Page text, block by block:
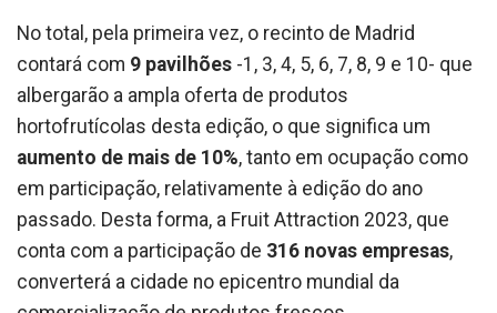
No total, pela primeira vez, o recinto de Madrid
contará com 9 pavilhões -1, 3, 4, 5, 6, 7, 8, 9 e 10- que
albergarão a ampla oferta de produtos
hortofrutícolas desta edição, o que significa um
aumento de mais de 10%, tanto em ocupação como
em participação, relativamente à edição do ano
passado. Desta forma, a Fruit Attraction 2023, que
conta com a participação de 316 novas empresas,
converterá a cidade no epicentro mundial da